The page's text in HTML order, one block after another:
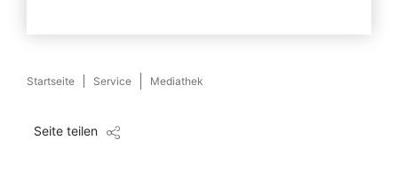
Startseite Service Mediathek
Seite teilen